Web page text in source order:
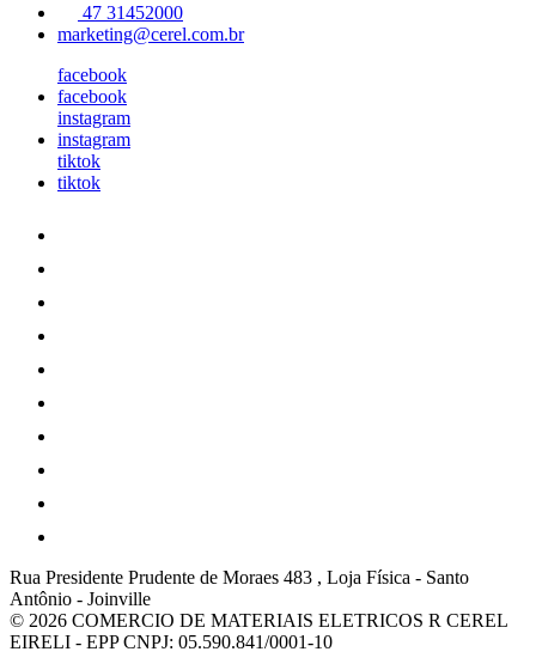
47 31452000
marketing@cerel.com.br
facebook
facebook
instagram
instagram
tiktok
tiktok
Rua Presidente Prudente de Moraes 483 , Loja Física - Santo
Antônio - Joinville
© 2026 COMERCIO DE MATERIAIS ELETRICOS R CEREL
EIRELI - EPPCNPJ: 05.590.841/0001-10